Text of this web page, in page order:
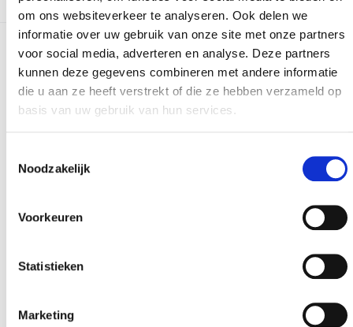
om ons websiteverkeer te analyseren. Ook delen we
informatie over uw gebruik van onze site met onze partners
voor social media, adverteren en analyse. Deze partners
kunnen deze gegevens combineren met andere informatie
die u aan ze heeft verstrekt of die ze hebben verzameld op
basis van uw gebruik van hun services.
Noodzakelijk
Voorkeuren
Statistieken
Marketing
Meer realisaties